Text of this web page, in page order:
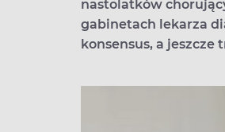
nastolatków
gabinetach lekarza
konsensus, a